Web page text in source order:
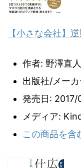
【小さな会社】
作者: 野澤直人
出版社/メーカ
発売日: 2017/
メディア:
この商品を含